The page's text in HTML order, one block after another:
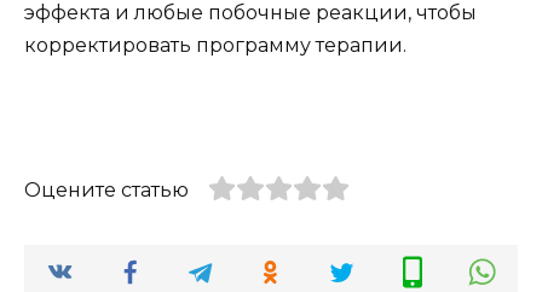
эффекта и любые побочные реакции, чтобы
корректировать программу терапии.
Оцените статью